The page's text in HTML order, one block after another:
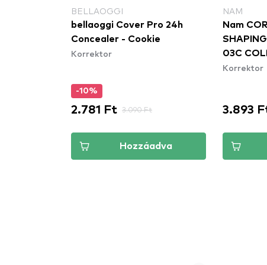
BELLAOGGI
bellaoggi Cover Pro 24h
Concealer - Cookie
Korrektor
-10%
2.781 Ft 3.090 Ft
Hozzáadva
NAM
Nam
03C
Korrektor
3.893